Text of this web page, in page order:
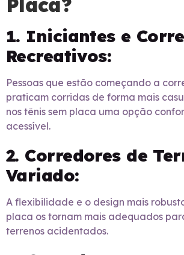
Placa?
1. Iniciantes e
Recreativos:
Pessoas que estão começando a
praticam corridas de forma mais
nos tênis sem placa uma opção
acessível.
2. Corredores de
Variado:
A flexibilidade e o design mais
placa os tornam mais adequados
terrenos acidentados.